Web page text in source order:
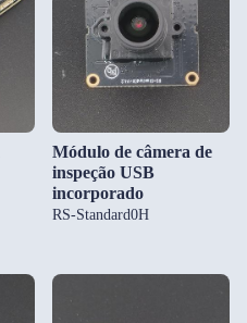
Módulo de câmera de
inspeção USB
incorporado
RS-Standard0H